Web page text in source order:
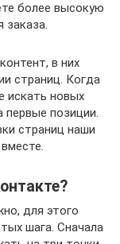
более высокую
заказа.
в них
страниц. Когда
искать новых
первые позиции.
страниц наши
для этого
шага. Сначала